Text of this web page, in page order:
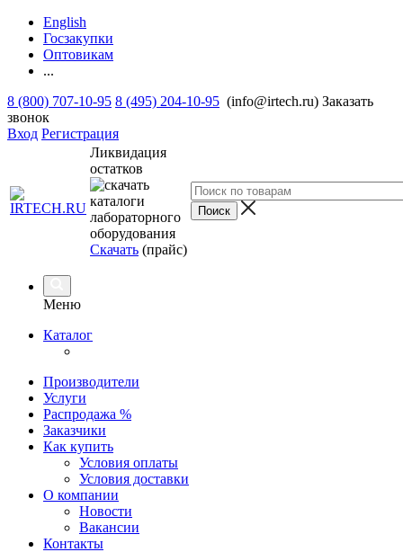
English
Госзакупки
Оптовикам
...
8 (800) 707-10-95 8 (495) 204-10-95 (info@irtech.ru) Заказать
звонок
Вход Регистрация
Ликвидация
остатков
Скачать (прайс)
Меню
Каталог
Производители
Услуги
Распродажа %
Заказчики
Как купить
Условия оплаты
Условия доставки
О компании
Новости
Вакансии
Контакты